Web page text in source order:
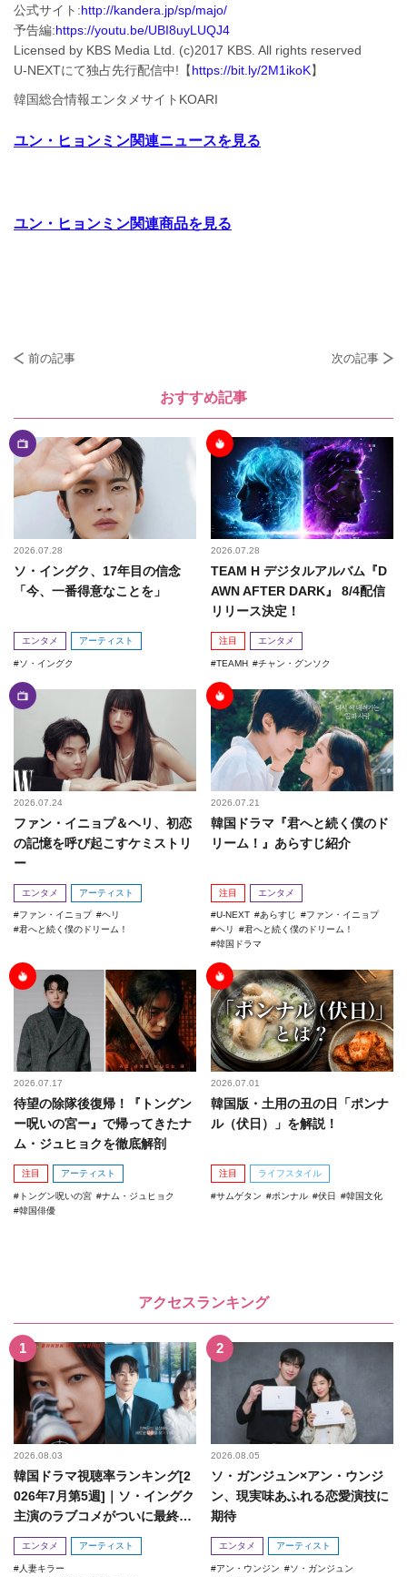
公式サイト:http://kandera.jp/sp/majo/
予告編:https://youtu.be/UBI8uyLUQJ4
Licensed by KBS Media Ltd. (c)2017 KBS. All rights reserved
U-NEXTにて独占先行配信中!【https://bit.ly/2M1ikoK】
韓国総合情報エンタメサイトKOARI
ユン・ヒョンミン関連ニュースを見る
ユン・ヒョンミン関連商品を見る
前の記事 次の記事
おすすめ記事
2026.07.28
ソ・イングク、17年目の信念
「今、一番得意なことを」
エンタメ アーティスト
ソ・イングク
2026.07.28
TEAM H デジタルアルバム『D
AWN AFTER DARK』 8/4配信
リリース決定！
注目 エンタメ
TEAMH チャン・グンソク
2026.07.24
ファン・イニョプ＆ヘリ、初恋
の記憶を呼び起こすケミストリ
ー
エンタメ アーティスト
ファン・イニョプ
ヘリ
君へと続く僕のドリーム！
2026.07.21
韓国ドラマ『君へと続く僕のド
リーム！』あらすじ紹介
注目 エンタメ
U-NEXT あらすじ
ファン・イニョプ
ヘリ
君へと続く僕のドリーム！
韓国ドラマ
2026.07.17
待望の除隊後復帰！『トングン
ー呪いの宮ー』で帰ってきたナ
ム・ジュヒョクを徹底解剖
注目 アーティスト
トングン呪いの宮
ナム・ジュヒョク
韓国俳優
2026.07.01
韓国版・土用の丑の日「ポンナ
ル（伏日）」を解説！
注目 ライフスタイル
サムゲタン ポンナル 伏日 韓国文化
アクセスランキング
2026.08.03
韓国ドラマ視聴率ランキング[2
026年7月第5週]｜ソ・イングク
主演のラブコメがついに最終
回！
エンタメ アーティスト
人妻キラー
2026.08.05
ソ・ガンジュン×アン・ウンジ
ン、現実味あふれる恋愛演技に
期待
エンタメ アーティスト
アン・ウンジン
ソ・ガンジュン